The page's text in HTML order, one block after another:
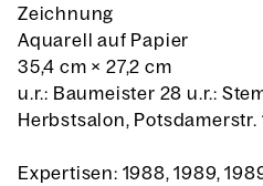
Zeichnung
Aquarell auf Papier
35,4 cm ×27,2 cm
u.r.: Baumeister 28 u.r.:
Herbstsalon, Potsdamerstr.
Expertisen: 1988, 1989,